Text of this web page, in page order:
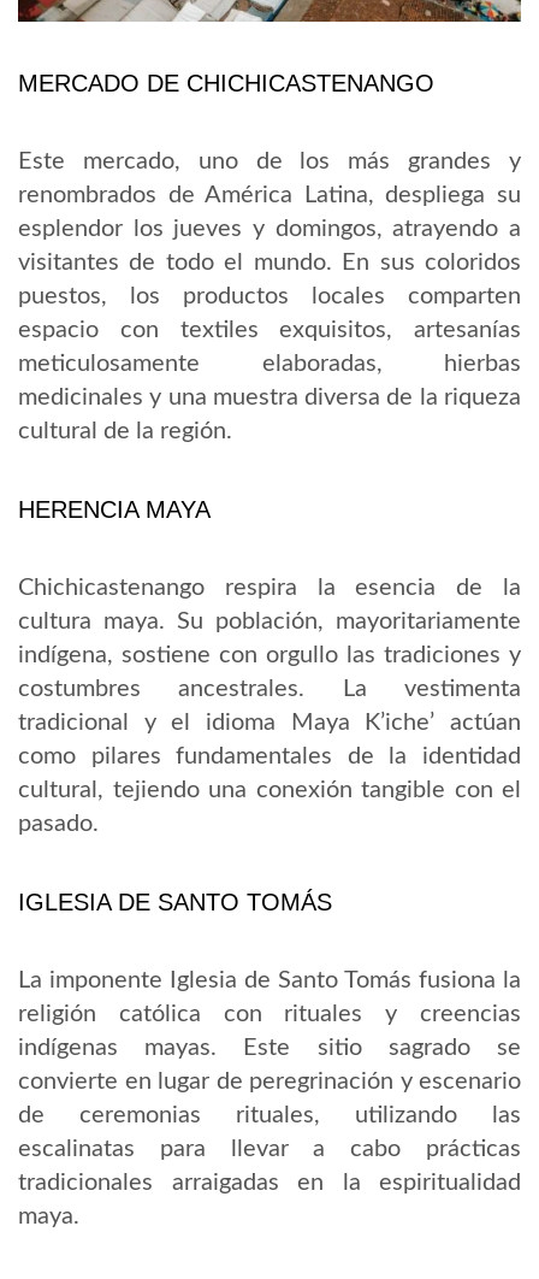
MERCADO DE CHICHICASTENANGO
Este mercado, uno de los más grandes y
renombrados de América Latina, despliega su
esplendor los jueves y domingos, atrayendo a
visitantes de todo el mundo. En sus coloridos
puestos, los productos locales comparten
espacio con textiles exquisitos, artesanías
meticulosamente elaboradas, hierbas
medicinales y una muestra diversa de la riqueza
cultural de la región.
HERENCIA MAYA
Chichicastenango respira la esencia de la
cultura maya. Su población, mayoritariamente
indígena, sostiene con orgullo las tradiciones y
costumbres ancestrales. La vestimenta
tradicional y el idioma Maya K’iche’ actúan
como pilares fundamentales de la identidad
cultural, tejiendo una conexión tangible con el
pasado.
IGLESIA DE SANTO TOMÁS
La imponente Iglesia de Santo Tomás fusiona la
religión católica con rituales y creencias
indígenas mayas. Este sitio sagrado se
convierte en lugar de peregrinación y escenario
de ceremonias rituales, utilizando las
escalinatas para llevar a cabo prácticas
tradicionales arraigadas en la espiritualidad
maya.